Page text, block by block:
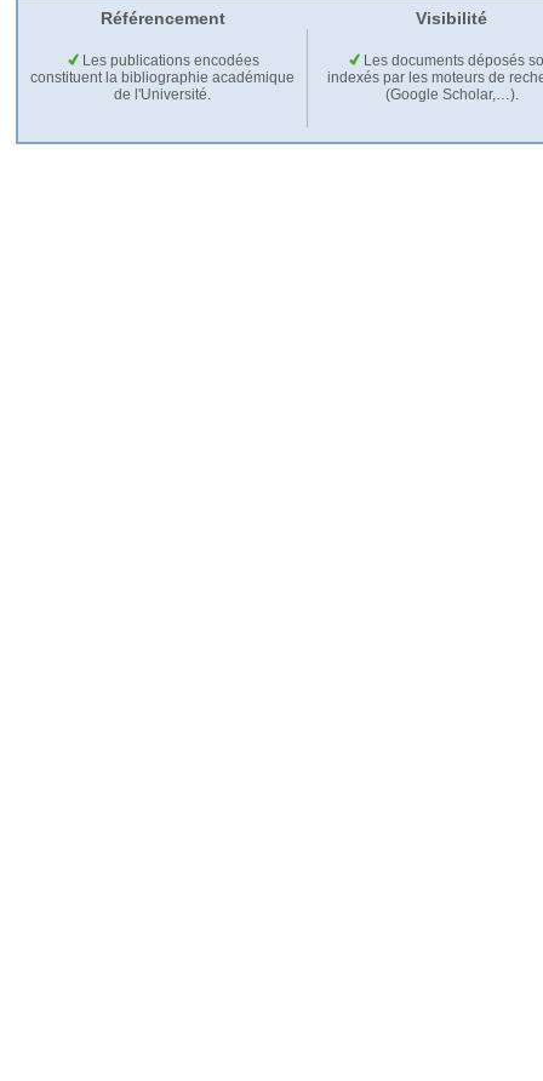
Référencement Visibilité
Les publications encodées
constituent la bibliographie académique
de l'Université.
Les documents déposés
indexés par les moteurs de
(Google Scholar,…).